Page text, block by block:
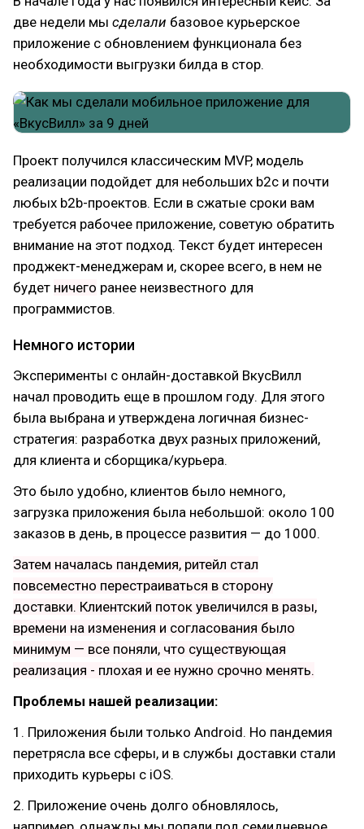
две недели мы сделали базовое курьерское
приложение с обновлением функционала без
необходимости выгрузки билда в стор.
Проект получился классическим MVP, модель
реализации подойдет для небольших b2c и почти
любых b2b-проектов. Если в сжатые сроки вам
требуется рабочее приложение, советую обратить
внимание на этот подход. Текст будет интересен
проджект-менеджерам и, скорее всего, в нем не
будет ничего ранее неизвестного для
программистов.
Немного истории
Эксперименты с онлайн-доставкой ВкусВилл
начал проводить еще в прошлом году. Для этого
была выбрана и утверждена логичная бизнес-
стратегия: разработка двух разных приложений,
для клиента и сборщика/курьера.
Это было удобно, клиентов было немного,
загрузка приложения была небольшой: около 100
заказов в день, в процессе развития — до 1000.
Затем началась пандемия, ритейл стал
повсеместно перестраиваться в сторону
доставки. Клиентский поток увеличился в разы,
времени на изменения и согласования было
минимум — все поняли, что существующая
реализация - плохая и ее нужно срочно менять.
Проблемы нашей реализации:
1. Приложения были только Android. Но пандемия
перетрясла все сферы, и в службы доставки стали
приходить курьеры с iOS.
2. Приложение очень долго обновлялось,